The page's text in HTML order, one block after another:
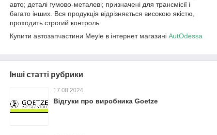
авто; деталі гумово-металеві; призначені для трансмісії і
багато інших. Вся продукція відрізняється високою якістю,
проходить строгий контроль
Купити автозапчастини Meyle в інтернет магазині AutOdessa
Інші статті рубрики
17.08.2024
Відгуки про виробника Goetze